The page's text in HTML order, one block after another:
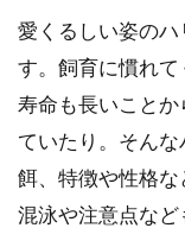
愛くるしい姿の
す。飼育に慣れて
寿命も長いこと
ていたり。そん
餌、特徴や性格
混泳や注意点な